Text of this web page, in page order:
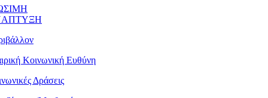
Κοινωνική Ευθύνη
Δράσεις